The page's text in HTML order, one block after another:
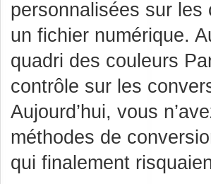
personnalisées sur les
un fichier numérique.
quadri des couleurs
contrôle sur les
Aujourd’hui, vous
méthodes de
qui finalement